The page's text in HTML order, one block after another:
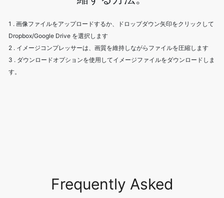
2 . イメージコンプレッサーは、画質を維持しながらファイルを圧縮します